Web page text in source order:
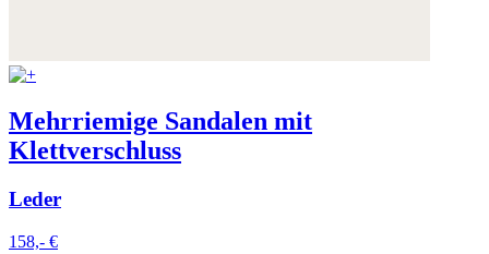
Mehrriemige Sandalen mit
Klettverschluss
Leder
158,- €